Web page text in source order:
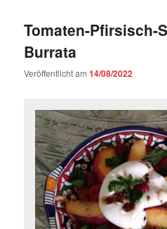
Tomaten-Pfirsisch-
Burrata
Veröffentlicht am14/08/2022